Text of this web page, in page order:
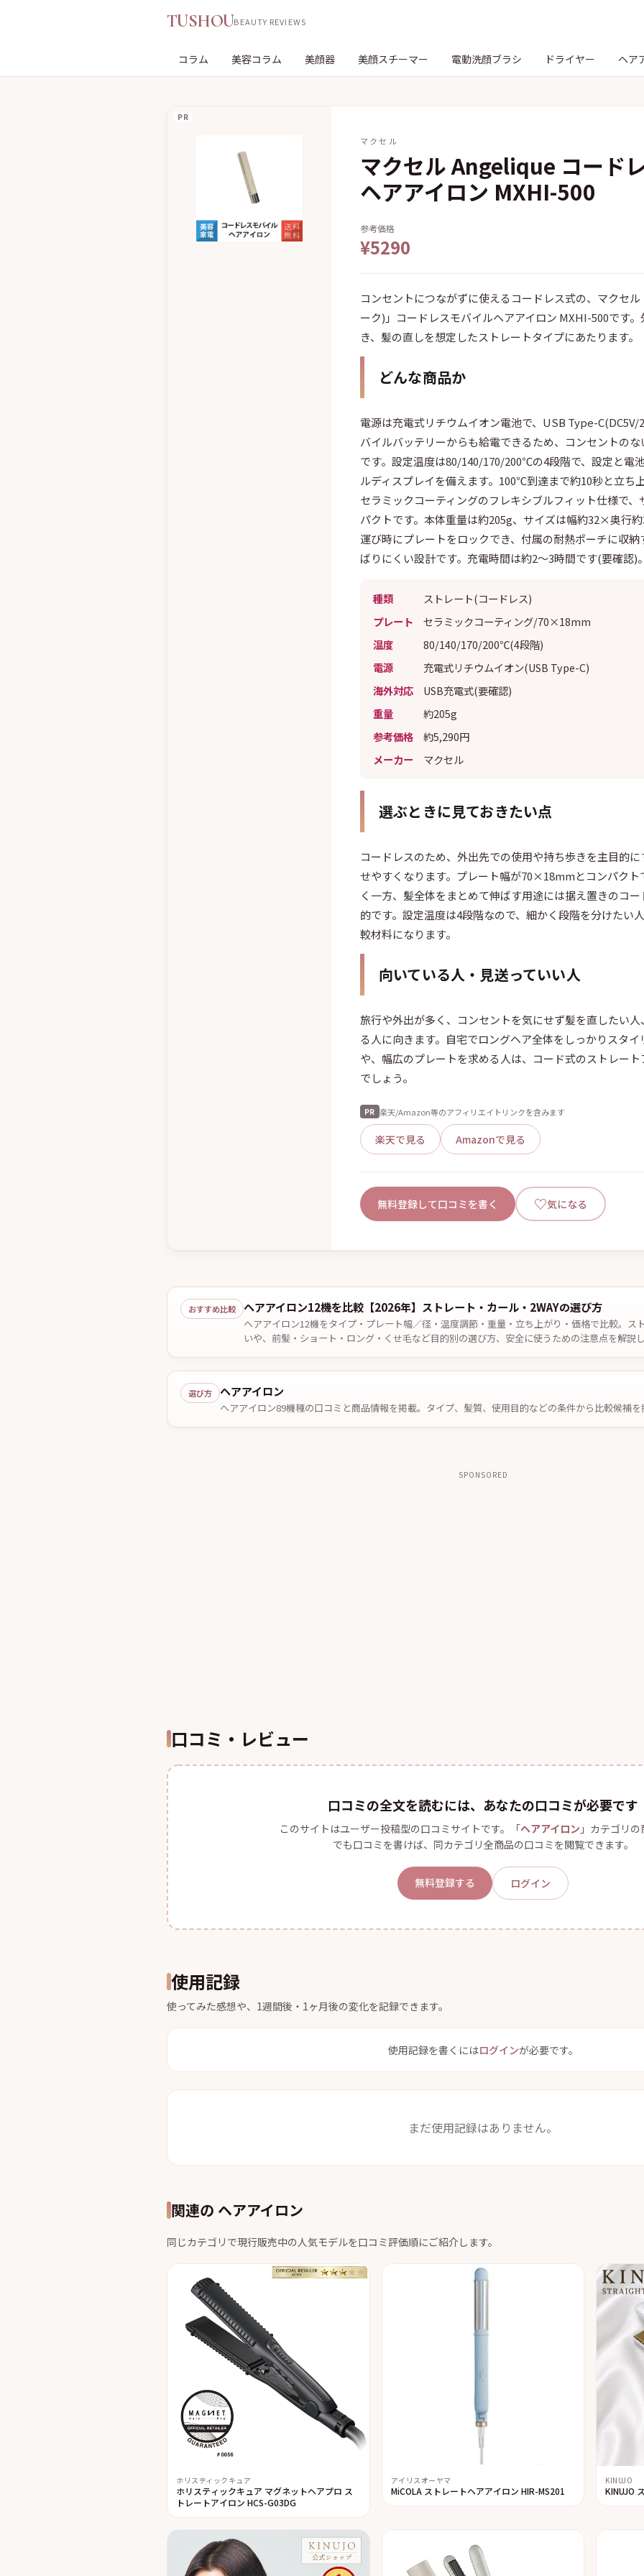
TUSHOUBEAUTY REVIEWS
コラム 美容コラム 美顔器 美顔スチーマー 電動洗顔ブラシ ドライヤー ヘア
PR
マクセル
マクセル Angelique コード
ヘアアイロン MXHI-500
参考価格
¥5290
コンセントにつながずに使えるコードレス式の、マクセ
ーク)」コードレスモバイルヘアアイロン MXHI-500です
き、髪の直しを想定したストレートタイプにあたります。
どんな商品か
電源は充電式リチウムイオン電池で、USB Type-C(DC5V/
バイルバッテリーからも給電できるため、コンセントの
です。設定温度は80/140/170/200℃の4段階で、設定と電
ルディスプレイを備えます。100℃到達まで約10秒と立ち
セラミックコーティングのフレキシブルフィット仕様で
パクトです。本体重量は約205g、サイズは幅約32×奥行
運び時にプレートをロックでき、付属の耐熱ポーチに収
ばりにくい設計です。充電時間は約2〜3時間です(要確認)。
種類
ストレート(コードレス)
プレート
セラミックコーティング/70×18mm
温度
80/140/170/200℃(4段階)
電源
充電式リチウムイオン(USB Type-C)
海外対応
USB充電式(要確認)
重量
約205g
参考価格
約5,290円
メーカー
マクセル
選ぶときに見ておきたい点
コードレスのため、外出先での使用や持ち歩きを主目的
せやすくなります。プレート幅が70×18mmとコンパクト
く一方、髪全体をまとめて伸ばす用途には据え置きのコ
的です。設定温度は4段階なので、細かく段階を分けたい
較材料になります。
向いている人・見送っていい人
旅行や外出が多く、コンセントを気にせず髪を直したい
る人に向きます。自宅でロングヘア全体をしっかりスタ
や、幅広のプレートを求める人は、コード式のストレー
でしょう。
PR 楽天/Amazon等のアフィリエイトリンクを含みます
楽天で見る Amazonで見る
無料登録して口コミを書く ♡気になる
おすすめ比較 ヘアアイロン12機を比較【2026年】ストレート・カール・2WAYの選び方
ヘアアイロン12機をタイプ・プレート幅／径・温度調節・重量・立ち上がり・価格で比較。ス
いや、前髪・ショート・ロング・くせ毛など目的別の選び方、安全に使うための注意点を解説
選び方 ヘアアイロン
ヘアアイロン89機種の口コミと商品情報を掲載。タイプ、髪質、使用目的などの条件から比較候補を
SPONSORED
口コミ・レビュー
口コミの全文を読むには、あなたの口コミが必要です
このサイトはユーザー投稿型の口コミサイトです。「ヘアアイロン 」カテゴリ
でも口コミを書けば、同カテゴリ全商品の口コミを閲覧できます。
無料登録する ログイン
使用記録
使ってみた感想や、1週間後・1ヶ月後の変化を記録できます。
使用記録を書くにはログインが必要です。
まだ使用記録はありません。
関連の ヘアアイロン
同じカテゴリで現行販売中の人気モデルを口コミ評価順にご紹介します。
ホリスティックキュア
ホリスティックキュア マグネットヘアプロ ス
トレートアイロン HCS-G03DG
アイリスオーヤマ
MiCOLA ストレートヘアアイロン HIR-MS201
KINUJO
KINUJO